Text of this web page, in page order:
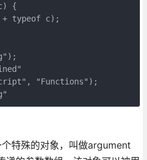
{
typeof c);
"Functions");
特殊的对象，叫做argument